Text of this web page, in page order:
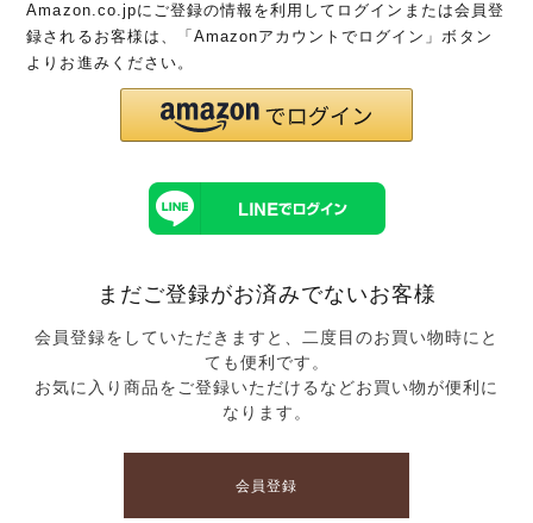
Amazon.co.jpにご登録の情報を利用してログインまたは会員登
録されるお客様は、「Amazonアカウントでログイン」ボタン
よりお進みください。
まだご登録がお済みでないお客様
会員登録をしていただきますと、二度目のお買い物時にと
ても便利です。
お気に入り商品をご登録いただけるなどお買い物が便利に
なります。
会員登録